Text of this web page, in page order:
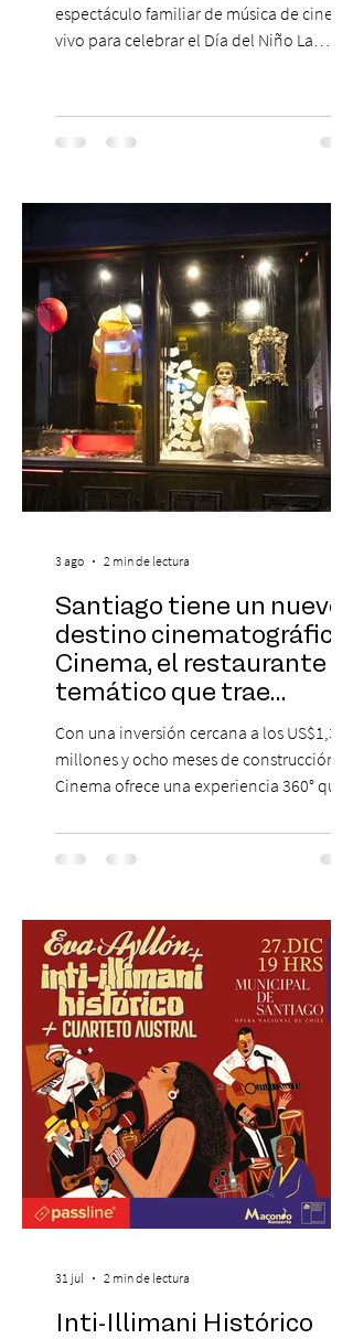
espectáculo familiar de música de cine en
vivo para celebrar el Día del Niño La
musical única e inolvidable con motivo del
Día del Niño. El espectáculo Hollywood
de todos los tiempos en un concierto en
sinfónica en pleno, coro y una
sorprendente puesta en escena pensada
especialmente pa
Santiago tiene un nuevo
destino cinematográfico:
Cinema, el restaurante
temático que trae
Hollywood a Chile
Con una inversión cercana a los US$1,3
millones y ocho meses de construcción,
Cinema ofrece una experiencia 360° que
cinematográfica y actores en vivo,
recreando algunos de los universos más
una nueva atracción a su oferta
gastronómica y turística con la apertura de
Cinema, un restaurante temático
inspirado en el concepto de un museo de
Hollywood, que promete transportar a sus
visitantes a distintos
3 ago 2 min de lectura
Inti-Illimani Histórico
31 jul 2 min de lectura